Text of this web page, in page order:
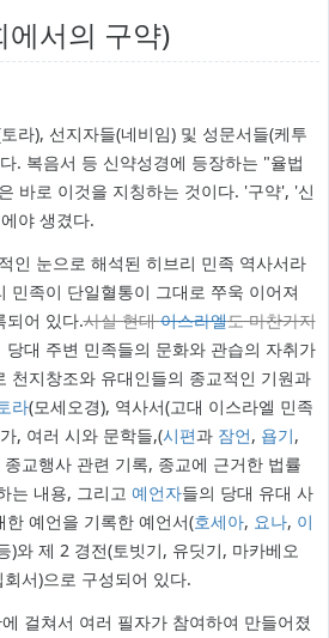
에서의 구약)
. 복음서 등 신약성경에 등장하는 "율법
바로 이것을 지칭하는 것이다. '구약', '신
야 생겼다.
인 눈으로 해석된 히브리 민족 역사서라
민족이 단일혈통이 그대로 쭈욱 이어져
되어 있다.사실 현대이스라엘도 마찬가지
대 주변 민족들의 문화와 관습의 자취가
천지창조와 유대인들의 종교적인 기원과
라(모세오경), 역사서(고대 이스라엘 민족
, 여러 시와 문학들,(시편과 잠언, 욥기,
교행사 관련 기록, 종교에 근거한 법률
는 내용, 그리고 예언자들의 당대 유대 사
예언을 기록한 예언서(호세아, 요나, 이
)와 제 2 경전(토빗기, 유딧기, 마카베오
서)으로 구성되어 있다.
걸쳐서 여러 필자가 참여하여 만들어졌